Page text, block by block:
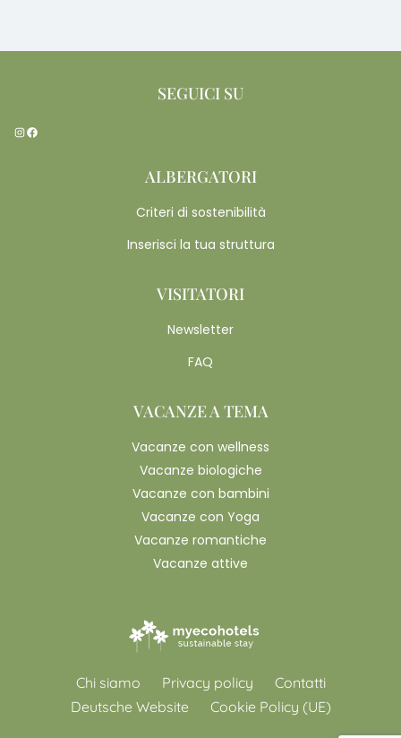
SEGUICI SU
Instagram
Facebook
ALBERGATORI
Criteri di sostenibilità
Inserisci la tua struttura
VISITATORI
Newsletter
FAQ
VACANZE A TEMA
Vacanze con wellness
Vacanze biologiche
Vacanze con bambini
Vacanze con Yoga
Vacanze romantiche
Vacanze attive
Chi siamo Privacy policy
Contatti
Deutsche Website
Cookie Policy (UE)